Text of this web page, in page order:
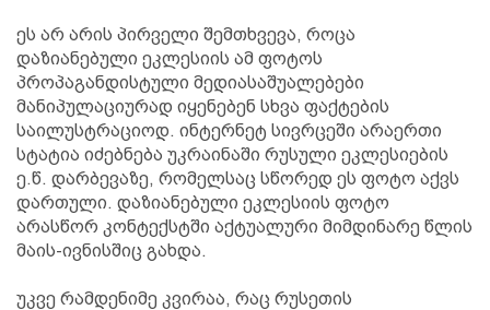
ეს არ არის პირველი შემთხვევა, როცა
დაზიანებული ეკლესიის ამ ფოტოს
პროპაგანდისტული მედიასაშუალებები
მანიპულაციურად იყენებენ სხვა ფაქტების
საილუსტრაციოდ. ინტერნეტ სივრცეში არაერთი
სტატია იძებნება უკრაინაში რუსული ეკლესიების
ე.წ. დარბევაზე, რომელსაც სწორედ ეს ფოტო აქვს
დართული. დაზიანებული ეკლესიის ფოტო
არასწორ კონტექსტში აქტუალური მიმდინარე წლის
მაის-ივნისშიც გახდა.
უკვე რამდენიმე კვირაა, რაც რუსეთის